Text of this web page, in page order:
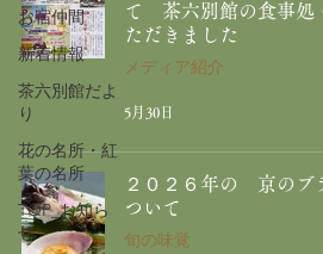
お宿仲間
新着情報
茶六別館だよ
り
花の名所・紅
葉の名所
TOP_お知ら
せ
て 茶六別館の食事処
ただきました
メディア紹介
5月30日
２０２６年の 京の
ついて
旬の味覚